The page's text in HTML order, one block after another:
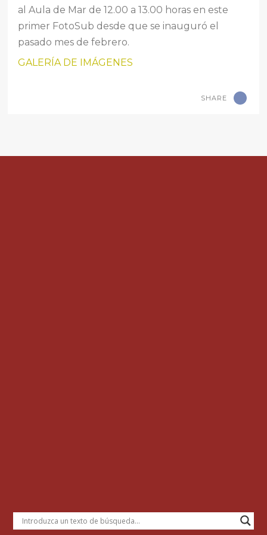
al Aula de Mar de 12.00 a 13.00 horas en este
primer FotoSub desde que se inauguró el
pasado mes de febrero.
GALERÍA DE IMÁGENES
SHARE